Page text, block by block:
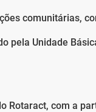
comunitárias,
Unidade
com a